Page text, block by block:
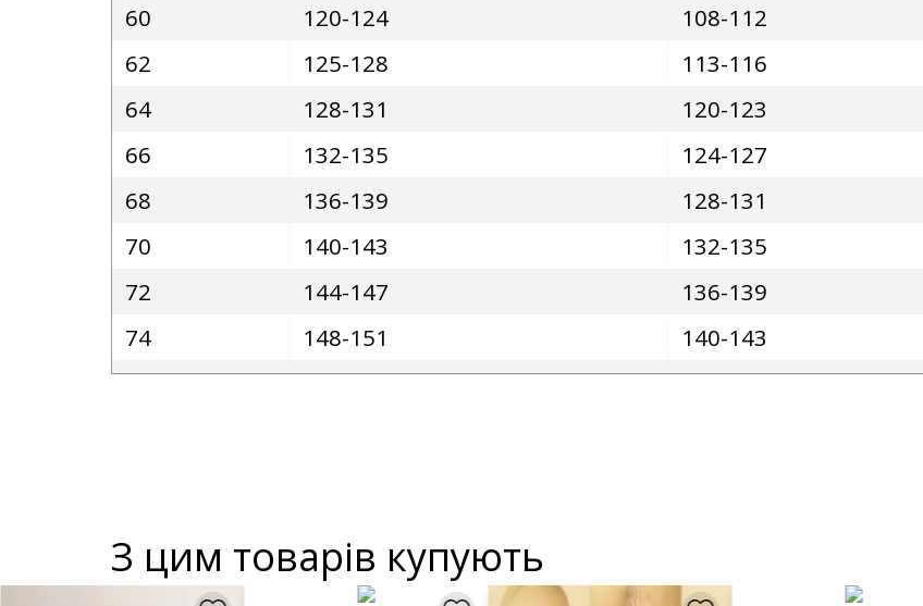
60
120-124 108-112
62
125-128 113-116
64
128-131 120-123
66
132-135 124-127
68
136-139 128-131
70
140-143 132-135
72
144-147 136-139
74
148-151 140-143
З цим товарів купують